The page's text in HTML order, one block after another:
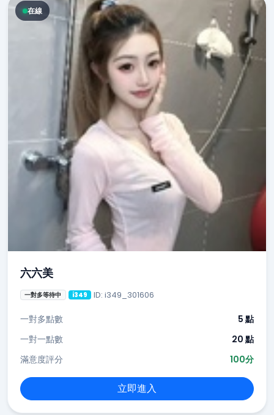
在線
六六美
一對多等待中 i349 ID: i349_301606
一對多點數
5 點
一對一點數
20 點
滿意度評分
100分
立即進入